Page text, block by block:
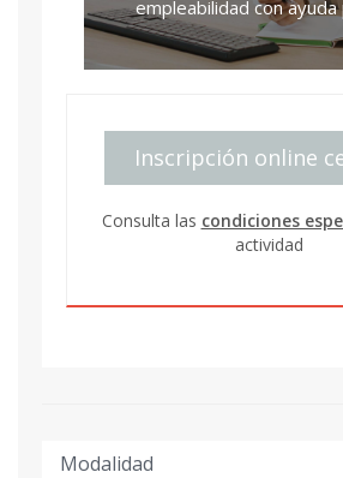
empleabilidad con ayuda
Inscripción online
Consulta las condiciones
actividad
Modalidad